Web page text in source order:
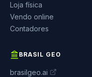
Loja física
Vendo online
Contadores
BRASIL GEO
brasilgeo.ai